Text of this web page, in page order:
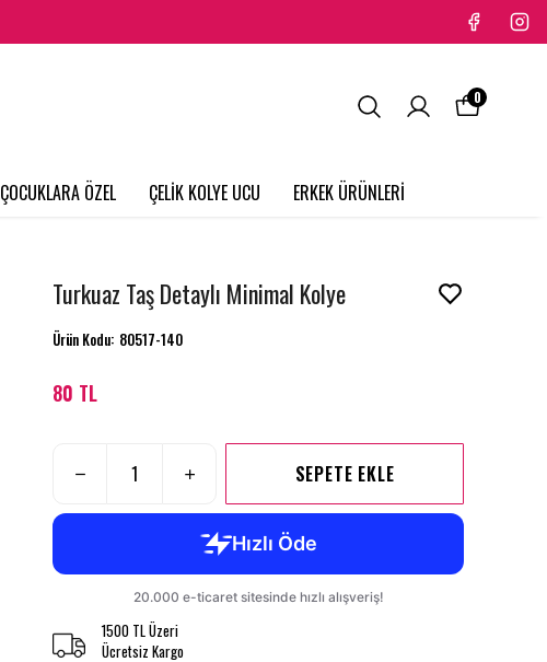
ÇOCUKLARA ÖZEL ÇELİK KOLYE UCU ERKEK ÜRÜNLERİ
0
Turkuaz Taş Detaylı Minimal Kolye
Ürün Kodu: 80517-140
80 TL
SEPETE EKLE
1500 TL Üzeri
Ücretsiz Kargo